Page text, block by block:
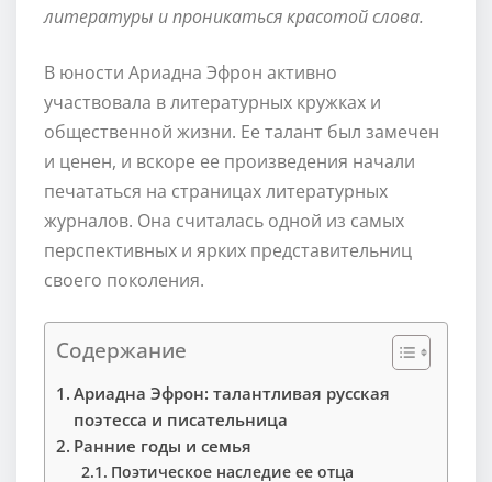
литературы и проникаться красотой слова.
В юности Ариадна Эфрон активно
участвовала в литературных кружках и
общественной жизни. Ее талант был замечен
и ценен, и вскоре ее произведения начали
печататься на страницах литературных
журналов. Она считалась одной из самых
перспективных и ярких представительниц
своего поколения.
Содержание
Ариадна Эфрон: талантливая русская
поэтесса и писательница
Ранние годы и семья
Поэтическое наследие ее отца